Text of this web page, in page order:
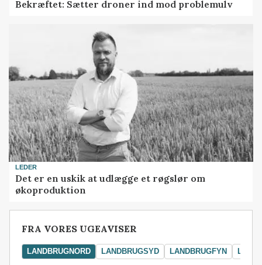
Bekræftet: Sætter droner ind mod problemulv
LEDER
Det er en uskik at udlægge et røgslør om
økoproduktion
FRA VORES UGEAVISER
LANDBRUGNORD LANDBRUGSYD LANDBRUGFYN